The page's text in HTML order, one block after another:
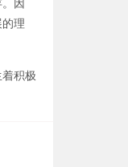
理
积极